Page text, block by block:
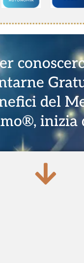
del
inizia